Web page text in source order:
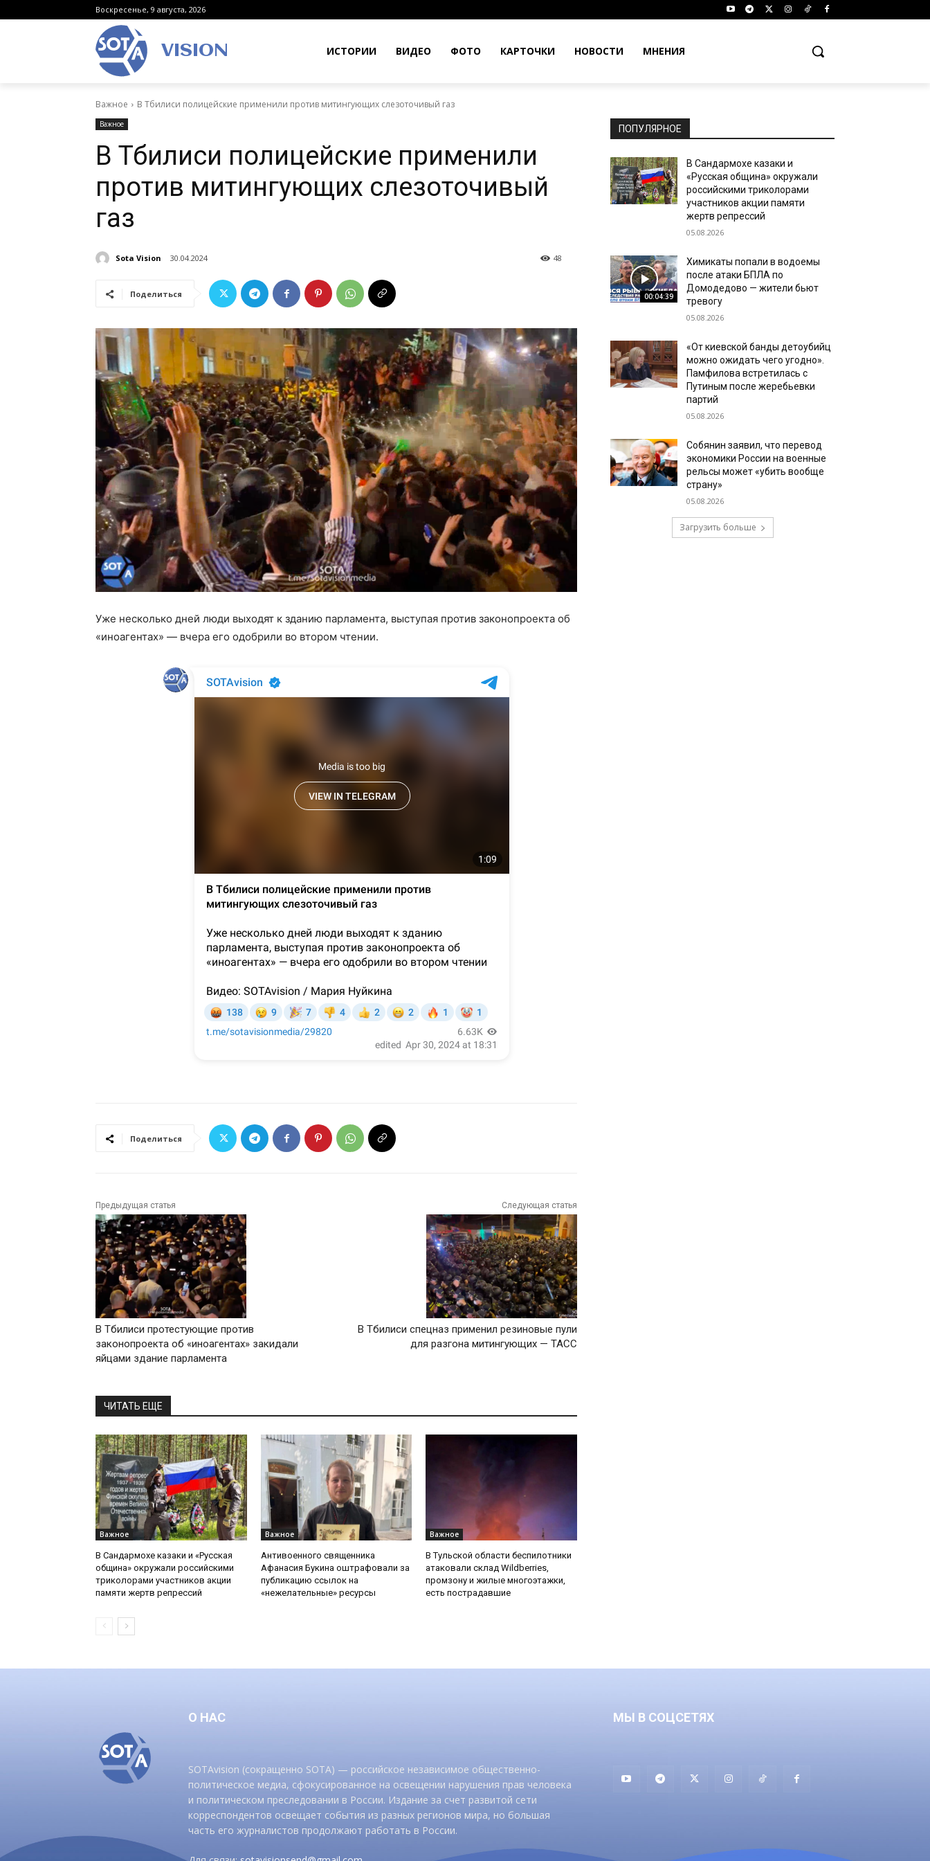
Воскресенье, 9 августа, 2026
VISION ИСТОРИИ ВИДЕО ФОТО КАРТОЧКИ НОВОСТИ МНЕНИЯ
Важное В Тбилиси полицейские применили против митингующих слезоточивый газ
Важное
В Тбилиси полицейские применили
против митингующих слезоточивый
газ
Sota Vision 30.04.2024 48
Поделиться
Уже несколько дней люди выходят к зданию парламента, выступая против законопроекта об
«иноагентах» — вчера его одобрили во втором чтении.
Поделиться
Предыдущая статья
В Тбилиси протестующие против
законопроекта об «иноагентах» закидали
яйцами здание парламента
Следующая статья
В Тбилиси спецназ применил резиновые пули
для разгона митингующих — ТАСС
ЧИТАТЬ ЕЩЕ
Важное
В Сандармохе казаки и «Русская
община» окружали российскими
триколорами участников акции
памяти жертв репрессий
Важное
Антивоенного священника
Афанасия Букина оштрафовали за
публикацию ссылок на
«нежелательные» ресурсы
Важное
В Тульской области беспилотники
атаковали склад Wildberries,
промзону и жилые многоэтажки,
есть пострадавшие
ПОПУЛЯРНОЕ
В Сандармохе казаки и
«Русская община» окружали
российскими триколорами
участников акции памяти
жертв репрессий
05.08.2026
00:04:39
Химикаты попали в водоемы
после атаки БПЛА по
Домодедово — жители бьют
тревогу
05.08.2026
«От киевской банды детоубийц
можно ожидать чего угодно».
Памфилова встретилась с
Путиным после жеребьевки
партий
05.08.2026
Собянин заявил, что перевод
экономики России на военные
рельсы может «убить вообще
страну»
05.08.2026
Загрузить больше
О НАС
SOTAvision (сокращенно SOTA) — российское независимое общественно-
политическое медиа, сфокусированное на освещении нарушения прав человека
и политическом преследовании в России. Издание за счет развитой сети
корреспондентов освещает события из разных регионов мира, но большая
часть его журналистов продолжают работать в России.
МЫ В СОЦСЕТЯХ